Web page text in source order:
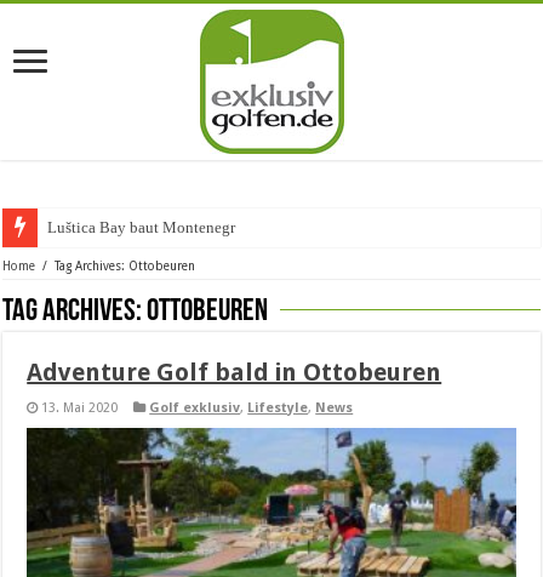
Luštica Bay baut Montenegros er
Home / Tag Archives: Ottobeuren
Tag Archives:Ottobeuren
Adventure Golf bald in Ottobeuren
13. Mai 2020 Golf exklusiv, Lifestyle, News